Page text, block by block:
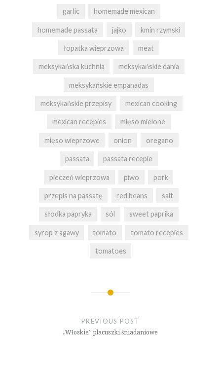
garlic homemade mexican
homemade passata jajko kmin rzymski
łopatka wieprzowa meat
meksykańska kuchnia meksykańskie dania
meksykańskie empanadas
meksykańskie przepisy mexican cooking
mexican recepies mięso mielone
mięso wieprzowe onion oregano
passata passata recepie
pieczeń wieprzowa piwo pork
przepis na passatę red beans salt
słodka papryka sól sweet paprika
syrop z agawy tomato tomato recepies
tomatoes
PREVIOUS POST
„Włoskie” placuszki śniadaniowe